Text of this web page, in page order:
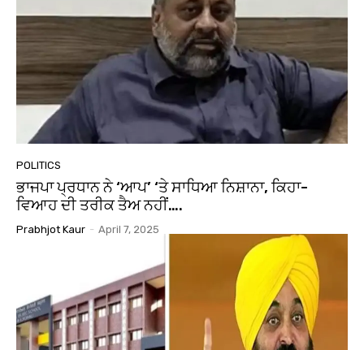
POLITICS
ਭਾਜਪਾ ਪ੍ਰਧਾਨ ਨੇ ‘ਆਪ’ ‘ਤੇ ਸਾਧਿਆ ਨਿਸ਼ਾਨਾ, ਕਿਹਾ-
ਵਿਆਹ ਦੀ ਤਰੀਕ ਤੈਅ ਨਹੀਂ….
Prabhjot Kaur - April 7, 2025